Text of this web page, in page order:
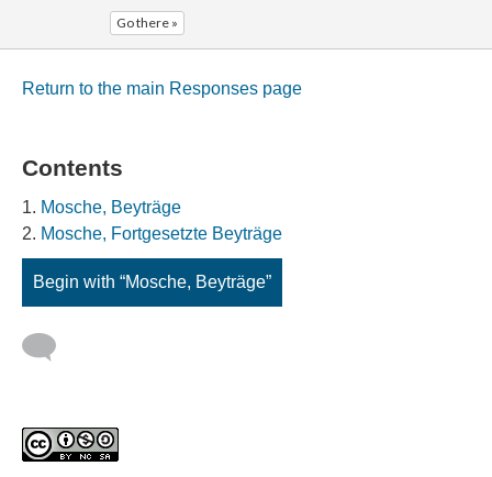
Go there »
Return to the main Responses page
Contents
Mosche, Beyträge
Mosche, Fortgesetzte Beyträge
Begin with “Mosche, Beyträge”